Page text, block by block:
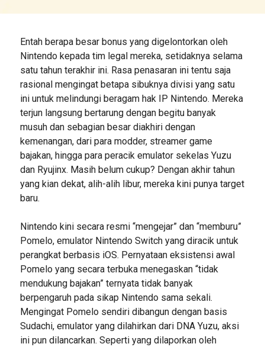
Entah berapa besar bonus yang digelontorkan oleh
Nintendo kepada tim legal mereka, setidaknya selama
satu tahun terakhir ini. Rasa penasaran ini tentu saja
rasional mengingat betapa sibuknya divisi yang satu
ini untuk melindungi beragam hak IP Nintendo. Mereka
terjun langsung bertarung dengan begitu banyak
musuh dan sebagian besar diakhiri dengan
kemenangan, dari para modder, streamer game
bajakan, hingga para peracik emulator sekelas Yuzu
dan Ryujinx. Masih belum cukup? Dengan akhir tahun
yang kian dekat, alih-alih libur, mereka kini punya target
baru.
Nintendo kini secara resmi “mengejar” dan “memburu”
Pomelo, emulator Nintendo Switch yang diracik untuk
perangkat berbasis iOS. Pernyataan eksistensi awal
Pomelo yang secara terbuka menegaskan “tidak
mendukung bajakan” ternyata tidak banyak
berpengaruh pada sikap Nintendo sama sekali.
Mengingat Pomelo sendiri dibangun dengan basis
Sudachi, emulator yang dilahirkan dari DNA Yuzu, aksi
ini pun dilancarkan. Seperti yang dilaporkan oleh